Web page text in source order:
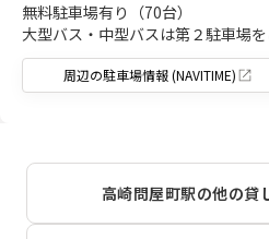
無料駐車場有り（70台）
大型バス・中型バスは第２駐車場を
周辺の駐車場情報 (NAVITIME)
高崎問屋町駅の他の貸